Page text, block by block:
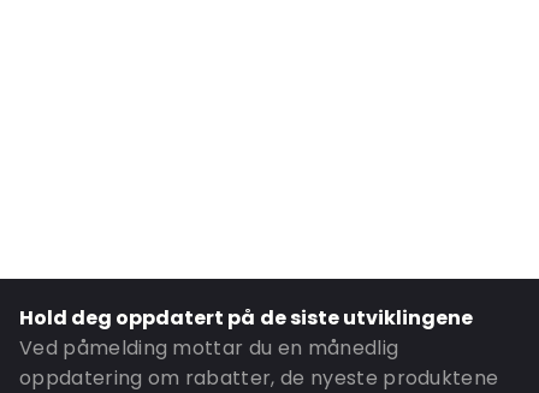
Hold deg oppdatert på de siste utviklingene
Ved påmelding mottar du en månedlig
oppdatering om rabatter, de nyeste produktene